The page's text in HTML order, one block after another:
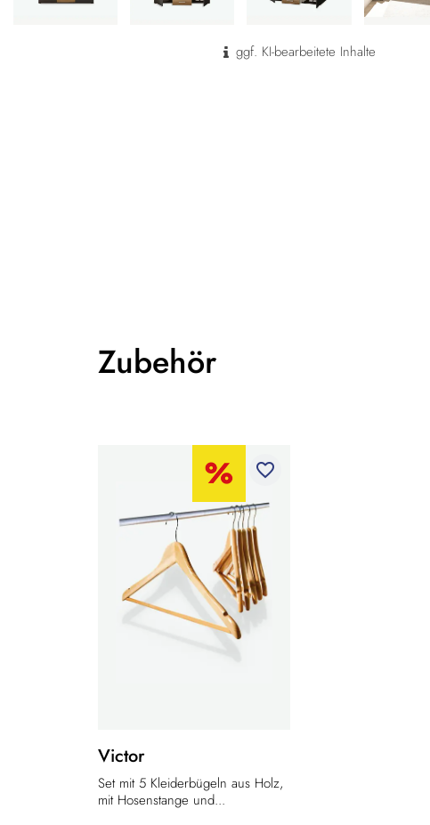
ggf. KI-bearbeitete Inhalte
Zubehör
favorite_border
Victor
Set mit 5 Kleiderbügeln aus Holz,
mit Hosenstange und...